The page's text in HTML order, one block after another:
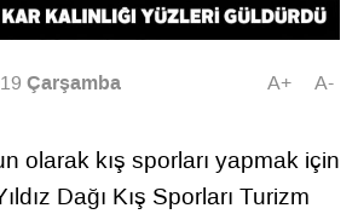
Çarşamba A+ A-
olarak kış sporları yapmak için
Dağı Kış Sporları Turizm